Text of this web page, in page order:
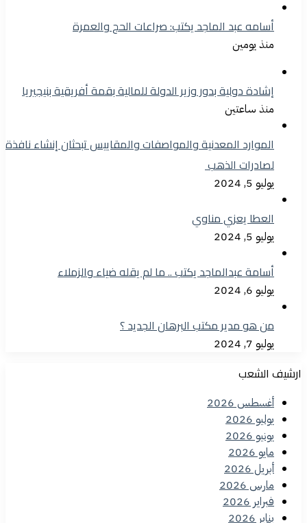
أسامه عبد الماجد يكتب: صراعات الحج والعمرة
منذ يومين
إشادة دولية بدور وزير الدولة للمالية بقمة أفريقية بنيجيريا
منذ ساعتين
الموارد المعدنية والمواصفات والمقاييس تبحثان إنشاء نافذة
لصادرات الذهب
يوليو 5, 2024
العطا يعزي مناوي
يوليو 5, 2024
أسامة عبدالماجد يكتب .. ما لم يقله ضياء والزملاء
يوليو 6, 2024
من هو مدير مكتب البرهان الجديد ؟
يوليو 7, 2024
ارشيف الشعب
أغسطس 2026
يوليو 2026
يونيو 2026
مايو 2026
أبريل 2026
مارس 2026
فبراير 2026
يناير 2026